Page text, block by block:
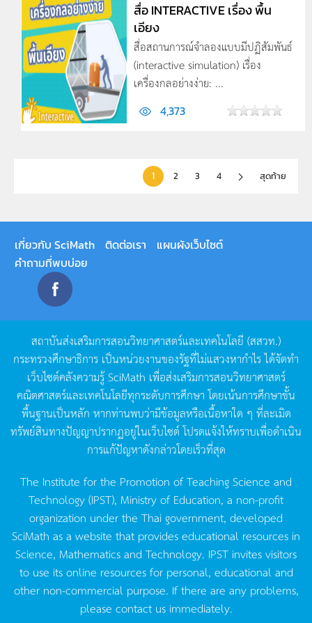
สื่อ INTERACTIVE เรื่อง พื้น
เอียง
สื่อสถานการณ์จำลองแบบมีปฏิสัมพันธ์
(interactive simulation) เรื่อง
เครื่องกลอย่างง่าย: ...
4,373
1 2 3 4 สุดท้าย
เกี่ยวกับ SciMath ติดต่อเรา
แผนผังเว็บไซต์
คำถามที่พบบ่อย
สถาบันส่งเสริมการสอนวิทยาศาสตร์และเทคโนโลยี (สสวท.)
กระทรวงศึกษาธิการ เป็นหน่วยงานของรัฐที่ไม่แสวงหากำไรได้จัดทำ
เว็บไซต์คลังความรู้SciMath เพื่อส่งเสริมการสอนวิทยาศาสตร์
คณิตศาสตร์และเทคโนโลยีทุกระดับการศึกษา โดยเน้นการศึกษาขั้น
พื้นฐานเป็นหลัก หากท่านพบว่ามีข้อมูลหรือเนื้อหาใด ๆ ที่ละเมิด
ทรัพย์สินทางปัญญาปรากฏอยู่ในเว็บไซต์โปรดแจ้งให้ทราบเพื่อดำเนิน
การแก้ปัญหาดังกล่าวโดยเร็วที่สุด
The Institute for the Promotion of Teaching Science and
Technology (IPST), Ministry of Education, a non-profit
organization under the Thai government, developed
SciMath as a website that provides educational resources in
Science, Mathematics and Technology. IPST invites visitors
to use its online resources for personal, educational and
other non-commercial purpose. If there are any problems,
please contact us immediately.